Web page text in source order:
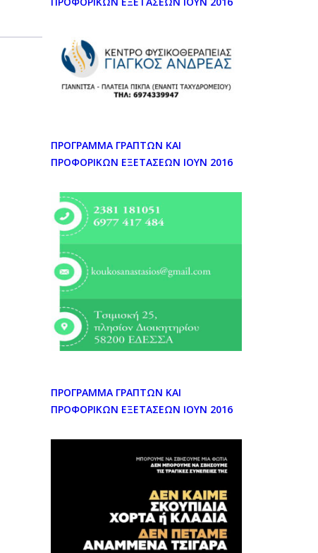
ΠΡΟΓΡΑΜΜΑ ΓΡΑΠΤΩΝ ΚΑΙ
ΠΡΟΦΟΡΙΚΩΝ ΕΞΕΤΑΣΕΩΝ ΙΟΥΝ 2016
ΠΡΟΓΡΑΜΜΑ ΓΡΑΠΤΩΝ ΚΑΙ
ΠΡΟΦΟΡΙΚΩΝ ΕΞΕΤΑΣΕΩΝ ΙΟΥΝ 2016
Αστυνομικό Δελτίο